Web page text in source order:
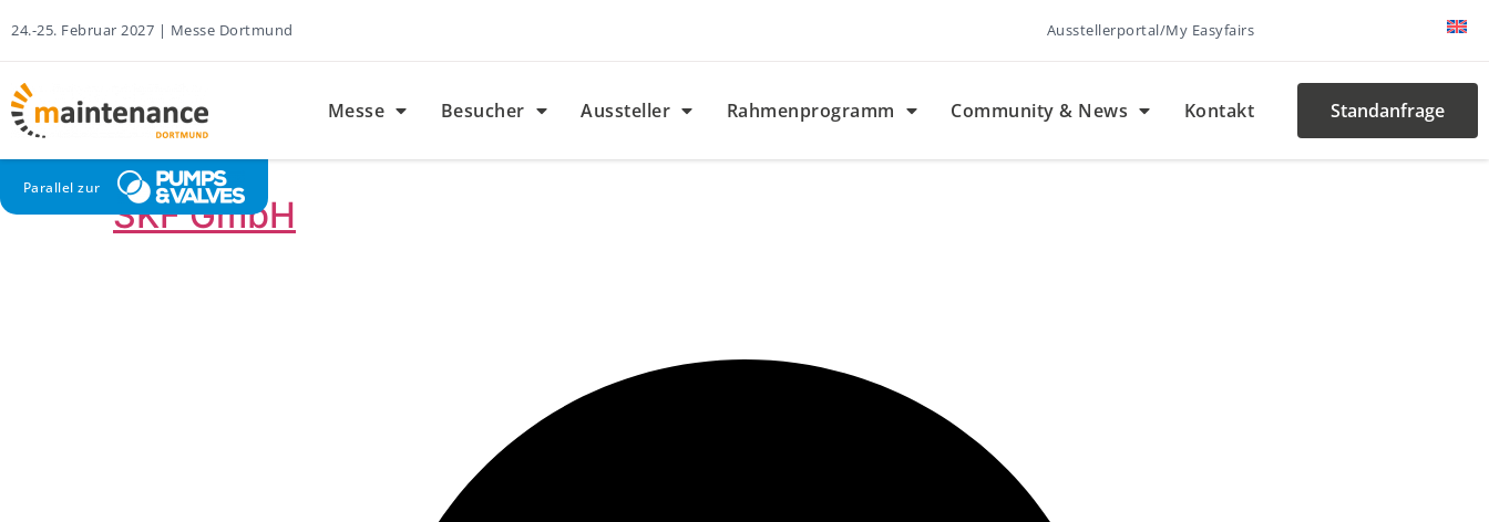
24.-25. Februar 2027 | Messe Dortmund Ausstellerportal/My Easyfairs
Messe Besucher Aussteller Rahmenprogramm Community & News Kontakt Standanfrage
Parallel zur
SKF GmbH